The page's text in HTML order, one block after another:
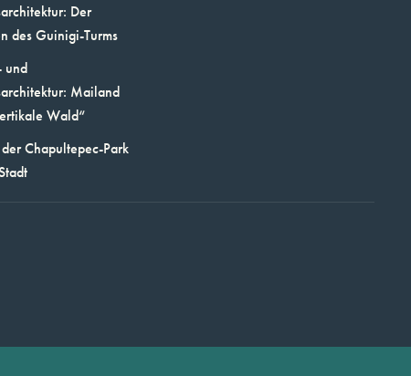
Der
des Guinigi-Turms
und
Mailand
Wald“
Chapultepec-Park